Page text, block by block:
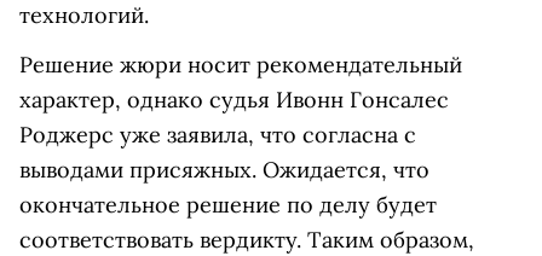
технологий.
Решение жюри носит рекомендательный
характер, однако судья Ивонн Гонсалес
Роджерс уже заявила, что согласна с
выводами присяжных. Ожидается, что
окончательное решение по делу будет
соответствовать вердикту. Таким образом,